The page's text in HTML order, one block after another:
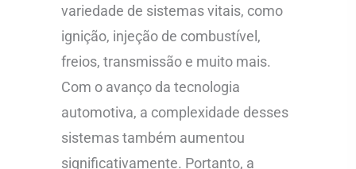
variedade de sistemas vitais, como
ignição, injeção de combustível,
freios, transmissão e muito mais.
Com o avanço da tecnologia
automotiva, a complexidade desses
sistemas também aumentou
significativamente. Portanto, a